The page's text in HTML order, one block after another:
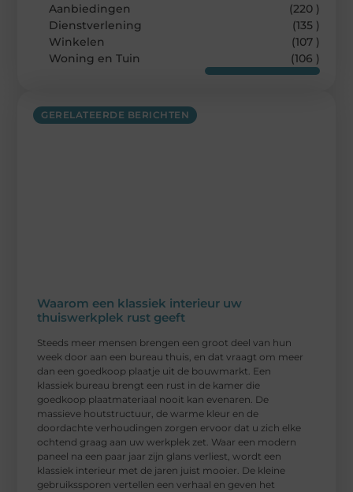
GERELATEERDE BERICHTEN
Waarom een klassiek interieur uw
thuiswerkplek rust geeft
Steeds meer mensen brengen een groot deel van hun
week door aan een bureau thuis, en dat vraagt om meer
dan een goedkoop plaatje uit de bouwmarkt. Een
klassiek bureau brengt een rust in de kamer die
goedkoop plaatmateriaal nooit kan evenaren. De
massieve houtstructuur, de warme kleur en de
doordachte verhoudingen zorgen ervoor dat u zich elke
ochtend graag aan uw werkplek zet. Waar een modern
paneel na een paar jaar zijn glans verliest, wordt een
klassiek interieur met de jaren juist mooier. De kleine
gebruikssporen vertellen een verhaal en geven het
Aanbiedingen
(220 )
Dienstverlening
(135 )
Winkelen
(107 )
Woning en Tuin
(106 )